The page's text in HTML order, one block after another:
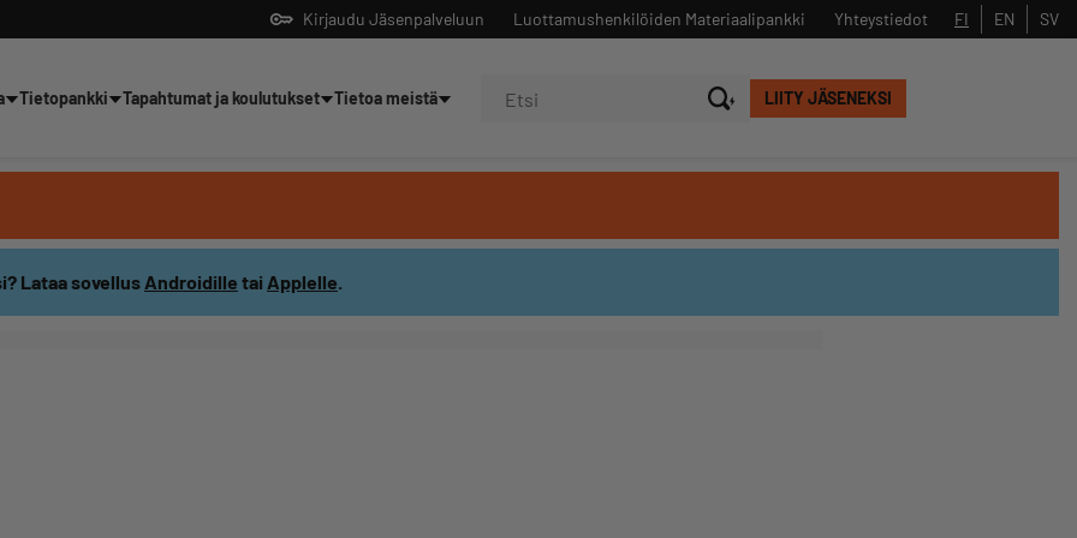
Kirjaudu Jäsenpalveluun Yhteystiedot
Luottamushenkilöiden Materiaalipankki FI EN SV
LIITY JÄSENEKSI
Tietopankki Tapahtumat ja koulutukset Tietoa meistä
Lataa sovellus Androidille tai Applelle.
Sulje
tekoälyltä